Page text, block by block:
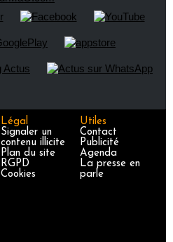
Légal
Signaler un
contenu illicite
Plan du site
RGPD
Cookies
Utiles
Contact
Publicité
Agenda
La presse en
parle